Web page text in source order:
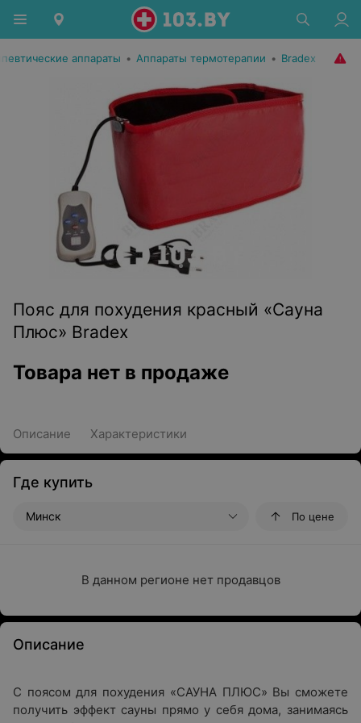
аппараты • Аппараты термотерапии • Bradex
Пояс для похудения красный «Сауна
Плюс» Bradex
Товара нет в продаже
Описание Характеристики
Где купить
Минск По цене
В данном регионе нет продавцов
Описание
С поясом для похудения «САУНА ПЛЮС» Вы сможете
получить эффект сауны прямо у себя дома, занимаясь